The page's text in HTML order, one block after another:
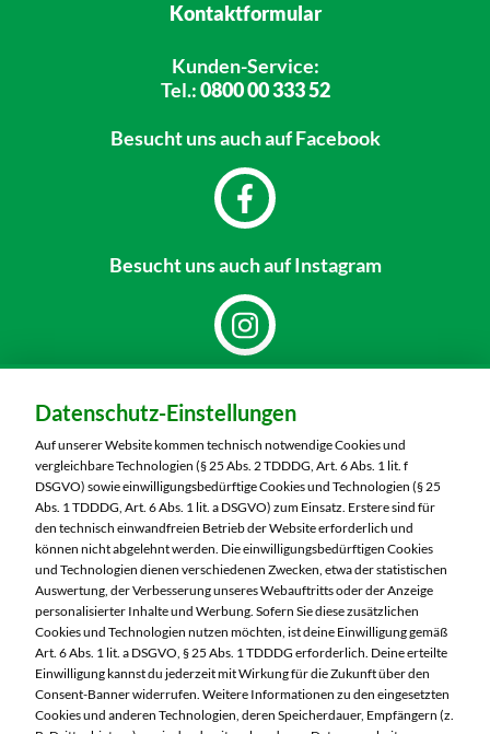
Kontaktformular
Kunden-Service:
Tel.:0800 00 333 52
Besucht unsauch auf Facebook
Besucht unsauch auf Instagram
MARKTKAUF Schweinfurt
Carl-Benz-Straße 7
97424 Schweinfurt
Telefon:09721 77040
Markt ändern
Öffnungszeiten diese Woche:
Mo:
07:00 – 20:00 Uhr
Di:
07:00 – 20:00 Uhr
Mi:
07:00 – 20:00 Uhr
Do:
07:00 – 20:00 Uhr
Datenschutz-Einstellungen
Auf unserer Website kommen technisch notwendige Cookies und
vergleichbare Technologien (§ 25 Abs. 2 TDDDG, Art. 6 Abs. 1 lit. f
DSGVO) sowie einwilligungsbedürftige Cookies und Technologien (§ 25
Abs. 1 TDDDG, Art. 6 Abs. 1 lit. a DSGVO) zum Einsatz. Erstere sind für
den technisch einwandfreien Betrieb der Website erforderlich und
können nicht abgelehnt werden. Die einwilligungsbedürftigen Cookies
und Technologien dienen verschiedenen Zwecken, etwa der statistischen
Auswertung, der Verbesserung unseres Webauftritts oder der Anzeige
personalisierter Inhalte und Werbung. Sofern Sie diese zusätzlichen
Cookies und Technologien nutzen möchten, ist deine Einwilligung gemäß
Art. 6 Abs. 1 lit. a DSGVO, § 25 Abs. 1 TDDDG erforderlich. Deine erteilte
Einwilligung kannst du jederzeit mit Wirkung für die Zukunft über den
Consent-Banner widerrufen. Weitere Informationen zu den eingesetzten
Cookies und anderen Technologien, deren Speicherdauer, Empfängern (z.